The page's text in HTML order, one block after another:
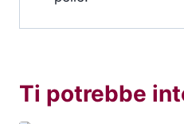
Ti potrebbe